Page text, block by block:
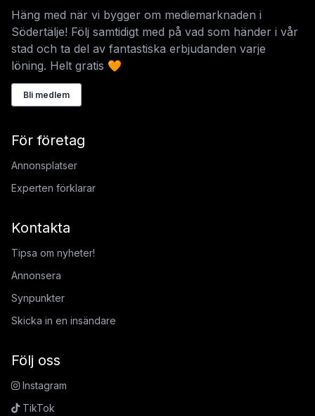
Häng med när vi bygger om mediemarknaden i
Södertälje! Följ samtidigt med på vad som händer i vår
stad och ta del av fantastiska erbjudanden varje
löning. Helt gratis 🧡
Bli medlem
För företag
Annonsplatser
Experten förklarar
Kontakta
Tipsa om nyheter!
Annonsera
Synpunkter
Skicka in en insändare
Följ oss
Instagram
TikTok